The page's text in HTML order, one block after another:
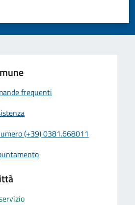
5 stelle su 5
su 5
su 5
frequenti
(+39) 0381.668011